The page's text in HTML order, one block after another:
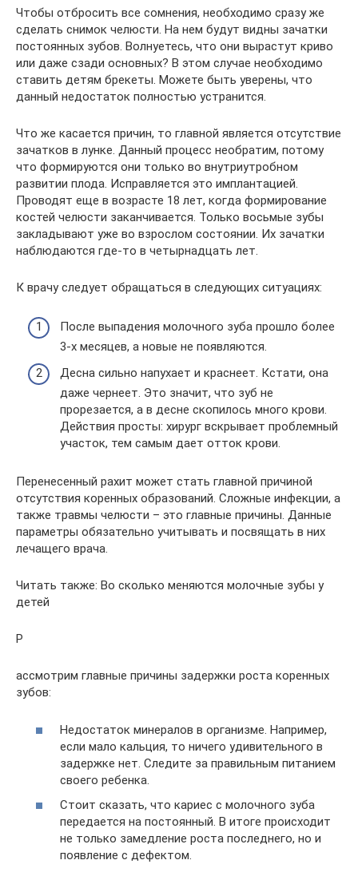
Чтобы отбросить все сомнения, необходимо сразу же
сделать снимок челюсти. На нем будут видны зачатки
постоянных зубов. Волнуетесь, что они вырастут криво
или даже сзади основных? В этом случае необходимо
ставить детям брекеты. Можете быть уверены, что
данный недостаток полностью устранится.
Что же касается причин, то главной является отсутствие
зачатков в лунке. Данный процесс необратим, потому
что формируются они только во внутриутробном
развитии плода. Исправляется это имплантацией.
Проводят еще в возрасте 18 лет, когда формирование
костей челюсти заканчивается. Только восьмые зубы
закладывают уже во взрослом состоянии. Их зачатки
наблюдаются где-то в четырнадцать лет.
К врачу следует обращаться в следующих ситуациях:
После выпадения молочного зуба прошло более
3-х месяцев, а новые не появляются.
Десна сильно напухает и краснеет. Кстати, она
даже чернеет. Это значит, что зуб не
прорезается, а в десне скопилось много крови.
Действия просты: хирург вскрывает проблемный
участок, тем самым дает отток крови.
Перенесенный рахит может стать главной причиной
отсутствия коренных образований. Сложные инфекции, а
также травмы челюсти – это главные причины. Данные
параметры обязательно учитывать и посвящать в них
лечащего врача.
Читать также: Во сколько меняются молочные зубы у
детей
Р
ассмотрим главные причины задержки роста коренных
зубов:
Недостаток минералов в организме. Например,
если мало кальция, то ничего удивительного в
задержке нет. Следите за правильным питанием
своего ребенка.
Стоит сказать, что кариес с молочного зуба
передается на постоянный. В итоге происходит
не только замедление роста последнего, но и
появление с дефектом.